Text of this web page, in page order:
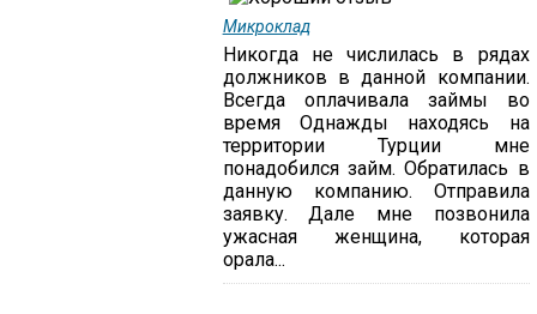
Микроклад
Никогда не числилась в рядах
должников в данной компании.
Всегда оплачивала займы во
время Однажды находясь на
территории Турции мне
понадобился займ. Обратилась в
данную компанию. Отправила
заявку. Дале мне позвонила
ужасная женщина, которая
орала...